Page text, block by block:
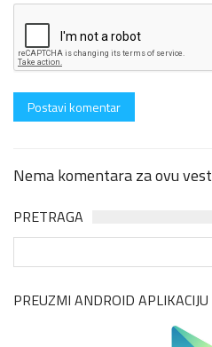
Nema komentara za ovu vest
PRETRAGA
PREUZMI ANDROID APLIKACIJU